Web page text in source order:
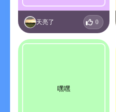
天亮了 0
嘿嘿